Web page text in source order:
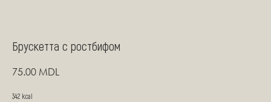
Брускетта с ростбифом
75.00 MDL
342 kcal